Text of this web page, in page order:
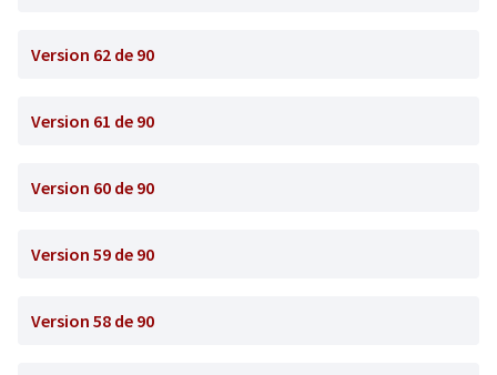
Version 62 de 90
Version 61 de 90
Version 60 de 90
Version 59 de 90
Version 58 de 90